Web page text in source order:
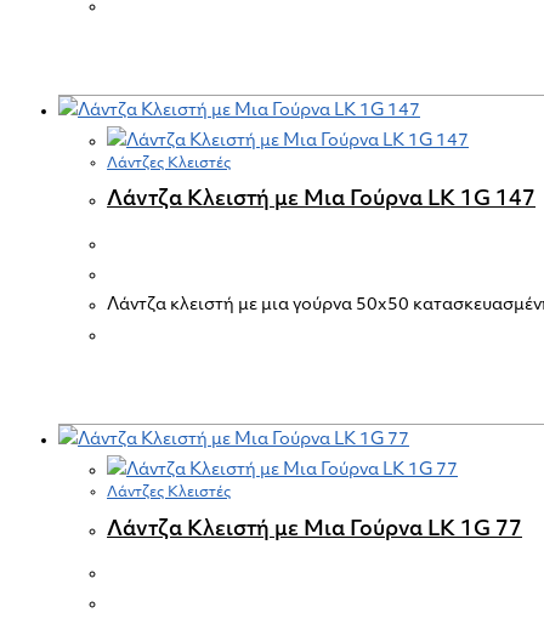
Λάντζες Κλειστές
Λάντζα Κλειστή με Μια Γούρνα LK 1G 147
Λάντζα κλειστή με μια γούρνα 50x50
Λάντζες Κλειστές
Λάντζα Κλειστή με Μια Γούρνα LK 1G 77